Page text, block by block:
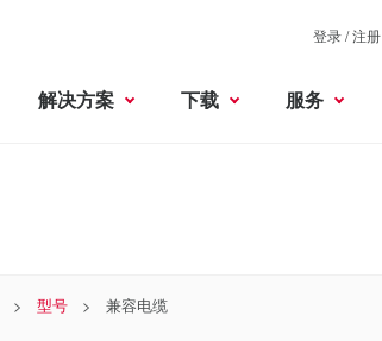
登录 / 注册
解决方案 下载 服务
型号 兼容电缆